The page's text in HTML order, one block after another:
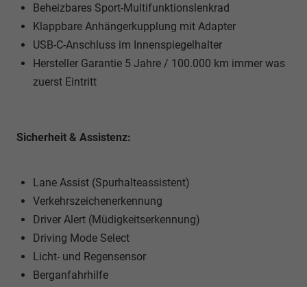
Beheizbares Sport-Multifunktionslenkrad
Klappbare Anhängerkupplung mit Adapter
USB-C-Anschluss im Innenspiegelhalter
Hersteller Garantie 5 Jahre / 100.000 km immer was
zuerst Eintritt
Sicherheit & Assistenz:
Lane Assist (Spurhalteassistent)
Verkehrszeichenerkennung
Driver Alert (Müdigkeitserkennung)
Driving Mode Select
Licht- und Regensensor
Berganfahrhilfe